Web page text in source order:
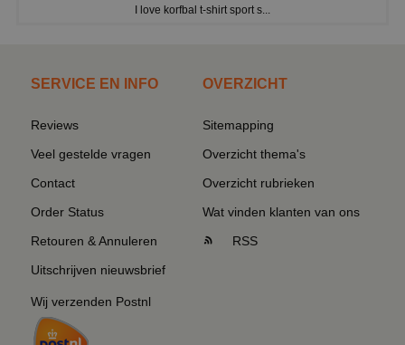
I love korfbal t-shirt sport s...
SERVICE EN INFO
Reviews
Veel gestelde vragen
Contact
Order Status
Retouren & Annuleren
Uitschrijven nieuwsbrief
Wij verzenden Postnl
OVERZICHT
Sitemapping
Overzicht thema's
Overzicht rubrieken
Wat vinden klanten van ons
RSS